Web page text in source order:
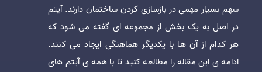
سهم بسیار مهمی در بازسازی کردن ساختمان دارند. آیتم
در اصل به یک بخش از مجموعه ای گفته می شود که
هر کدام از آن ها با یکدیگر هماهنگی ایجاد می کنند.
ادامه ی این مقاله را مطالعه کنید تا با همه ی آیتم های